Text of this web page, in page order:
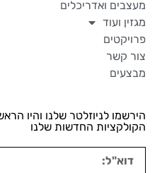
מעצבים ואדריכלים
מגזין ועוד
פרויקטים
צור קשר
מבצעים
הירשמו לניוזלטר שלנו והיו
הקולקציות החדשות שלנו